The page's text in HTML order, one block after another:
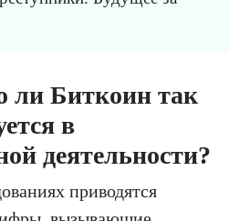
ли Биткоин так
в
деятельности?
приводятся